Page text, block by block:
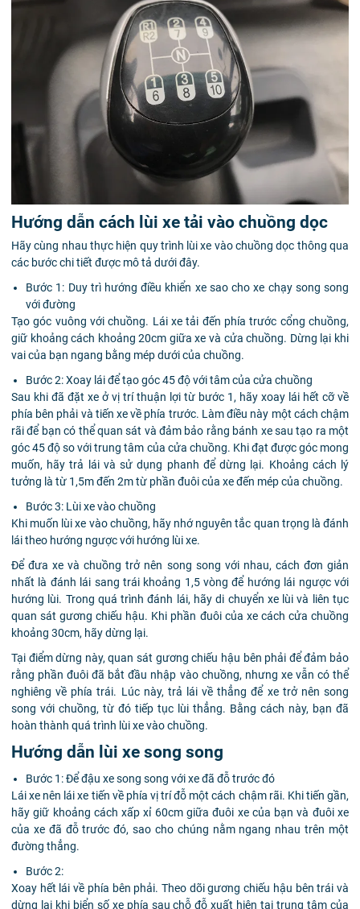
Hướng dẫn cách lùi xe tải vào chuồng dọc
Hãy cùng nhau thực hiện quy trình lùi xe vào chuồng dọc thông qua
các bước chi tiết được mô tả dưới đây.
Bước 1: Duy trì hướng điều khiển xe sao cho xe chạy song song
với đường
Tạo góc vuông với chuồng. Lái xe tải đến phía trước cổng chuồng,
giữ khoảng cách khoảng 20cm giữa xe và cửa chuồng. Dừng lại khi
vai của bạn ngang bằng mép dưới của chuồng.
Bước 2: Xoay lái để tạo góc 45 độ với tâm của cửa chuồng
Sau khi đã đặt xe ở vị trí thuận lợi từ bước 1, hãy xoay lái hết cỡ về
phía bên phải và tiến xe về phía trước. Làm điều này một cách chậm
rãi để bạn có thể quan sát và đảm bảo rằng bánh xe sau tạo ra một
góc 45 độ so với trung tâm của cửa chuồng. Khi đạt được góc mong
muốn, hãy trả lái và sử dụng phanh để dừng lại. Khoảng cách lý
tưởng là từ 1,5m đến 2m từ phần đuôi của xe đến mép của chuồng.
Bước 3: Lùi xe vào chuồng
Khi muốn lùi xe vào chuồng, hãy nhớ nguyên tắc quan trọng là đánh
lái theo hướng ngược với hướng lùi xe.
Để đưa xe và chuồng trở nên song song với nhau, cách đơn giản
nhất là đánh lái sang trái khoảng 1,5 vòng để hướng lái ngược với
hướng lùi. Trong quá trình đánh lái, hãy di chuyển xe lùi và liên tục
quan sát gương chiếu hậu. Khi phần đuôi của xe cách cửa chuồng
khoảng 30cm, hãy dừng lại.
Tại điểm dừng này, quan sát gương chiếu hậu bên phải để đảm bảo
rằng phần đuôi đã bắt đầu nhập vào chuồng, nhưng xe vẫn có thể
nghiêng về phía trái. Lúc này, trả lái về thẳng để xe trở nên song
song với chuồng, từ đó tiếp tục lùi thẳng. Bằng cách này, bạn đã
hoàn thành quá trình lùi xe vào chuồng.
Hướng dẫn lùi xe song song
Bước 1: Để đậu xe song song với xe đã đỗ trước đó
Lái xe nên lái xe tiến về phía vị trí đỗ một cách chậm rãi. Khi tiến gần,
hãy giữ khoảng cách xấp xỉ 60cm giữa đuôi xe của bạn và đuôi xe
của xe đã đỗ trước đó, sao cho chúng nằm ngang nhau trên một
đường thẳng.
Bước 2:
Xoay hết lái về phía bên phải. Theo dõi gương chiếu hậu bên trái và
dừng lại khi biển số xe phía sau chỗ đỗ xuất hiện tại trung tâm của